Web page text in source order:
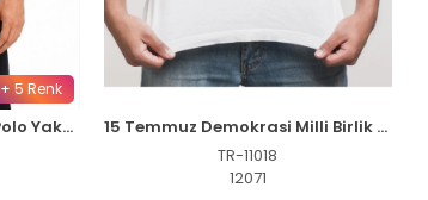
+ 5 Renk
Erkek Fitilli Triko T-shirt Polo Yaka Yarım Fermuarlı Kısa Kollu Tişört - Beyaz
15 Temmuz Demokrasi Milli Birlik YEDİRMEYİZ Baskılı Bisiklet Yaka T-shirt - Beyaz
TR-11018
12071